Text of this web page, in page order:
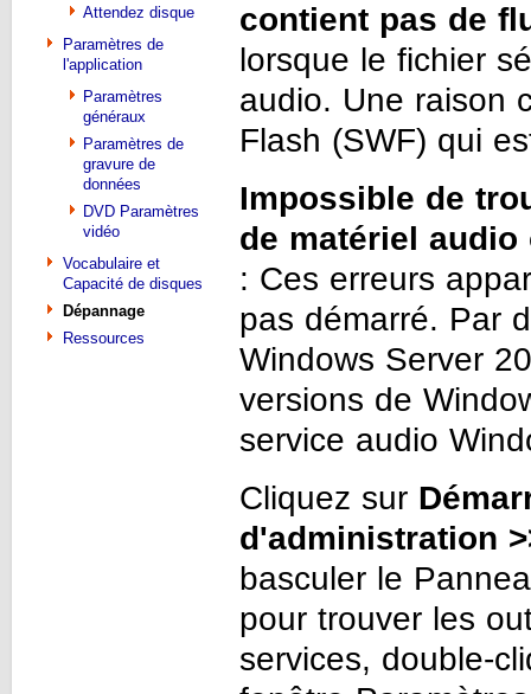
Attendez disque
Paramètres de
l'application
Paramètres
généraux
Paramètres de
gravure de
données
DVD Paramètres
vidéo
Vocabulaire et
Capacité de disques
Dépannage
Ressources
contient pas de
lorsque le fichier
audio. Une raison
Flash (SWF) qui
Impossible de
de matériel
: Ces erreurs
pas démarré. Par
Windows Server
versions de
service audio
Cliquez sur
d'administration
basculer le
pour trouver les
services, double-